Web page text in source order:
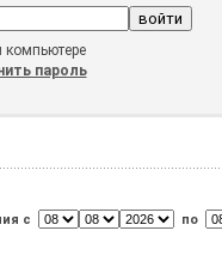
компьютере
пароль
с по